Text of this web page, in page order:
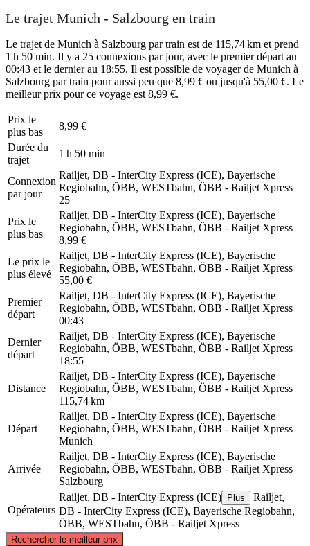
Le trajet Munich - Salzbourg en train
Le trajet de Munich à Salzbourg par train est de 115,74 km et prend
1 h 50 min. Il y a 25 connexions par jour, avec le premier départ au
00:43 et le dernier au 18:55. Il est possible de voyager de Munich à
Salzbourg par train pour aussi peu que 8,99 € ou jusqu'à 55,00 €. Le
meilleur prix pour ce voyage est 8,99 €.
Prix ​​le
plus bas
8,99 €
Durée du
trajet
1 h 50 min
Connexion
par jour
Railjet, DB - InterCity Express (ICE), Bayerische
Regiobahn, ÖBB, WESTbahn, ÖBB - Railjet Xpress
25
Prix ​​le
plus bas
Railjet, DB - InterCity Express (ICE), Bayerische
Regiobahn, ÖBB, WESTbahn, ÖBB - Railjet Xpress
8,99 €
Le prix le
plus élevé
Railjet, DB - InterCity Express (ICE), Bayerische
Regiobahn, ÖBB, WESTbahn, ÖBB - Railjet Xpress
55,00 €
Premier
départ
Railjet, DB - InterCity Express (ICE), Bayerische
Regiobahn, ÖBB, WESTbahn, ÖBB - Railjet Xpress
00:43
Dernier
départ
Railjet, DB - InterCity Express (ICE), Bayerische
Regiobahn, ÖBB, WESTbahn, ÖBB - Railjet Xpress
18:55
Distance
Railjet, DB - InterCity Express (ICE), Bayerische
Regiobahn, ÖBB, WESTbahn, ÖBB - Railjet Xpress
115,74 km
Départ
Railjet, DB - InterCity Express (ICE), Bayerische
Regiobahn, ÖBB, WESTbahn, ÖBB - Railjet Xpress
Munich
Arrivée
Railjet, DB - InterCity Express (ICE), Bayerische
Regiobahn, ÖBB, WESTbahn, ÖBB - Railjet Xpress
Salzbourg
Opérateurs
Railjet, DB - InterCity Express (ICE) Plus
Railjet,
DB - InterCity Express (ICE), Bayerische Regiobahn,
ÖBB, WESTbahn, ÖBB - Railjet Xpress
Rechercher le meilleur prix
©CARTO, ©OpenStreetMap